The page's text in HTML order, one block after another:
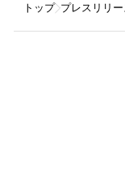
トップ プレスリリー